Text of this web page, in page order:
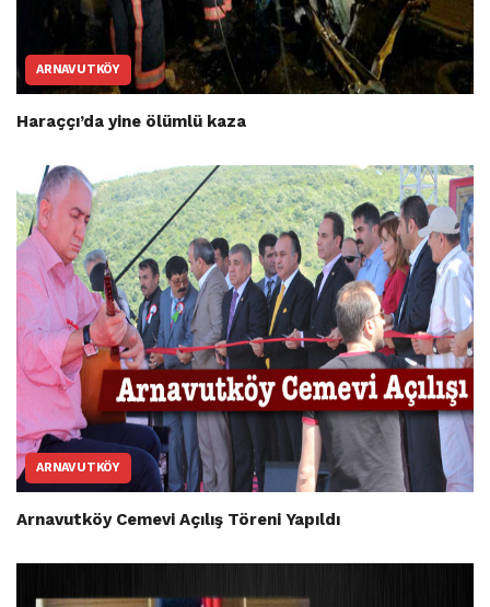
ARNAVUTKÖY
Haraççı’da yine ölümlü kaza
ARNAVUTKÖY
Arnavutköy Cemevi Açılış Töreni Yapıldı